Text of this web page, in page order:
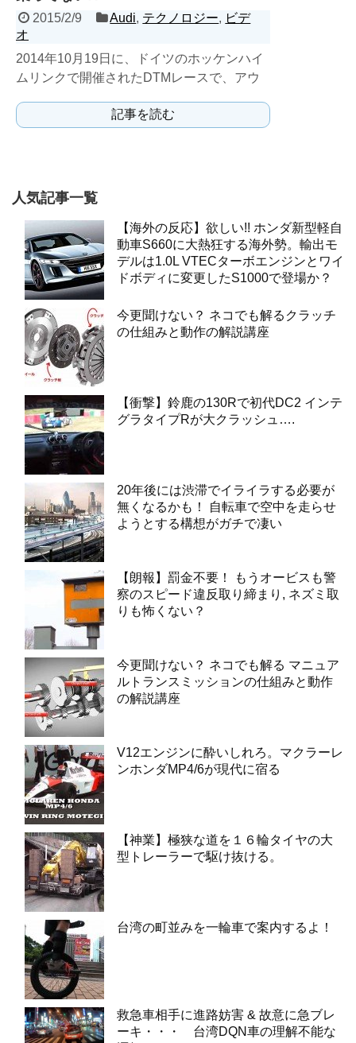
2015/2/9 Audi, テクノロジー, ビデ
オ
2014年10月19日に、ドイツのホッケンハイ
ムリンクで開催されたDTMレースで、アウ
記事を読む
人気記事一覧
【海外の反応】欲しい!! ホンダ新型軽自
動車S660に大熱狂する海外勢。輸出モ
デルは1.0L VTECターボエンジンとワイ
ドボディに変更したS1000で登場か？
今更聞けない？ ネコでも解るクラッチ
の仕組みと動作の解説講座
【衝撃】鈴鹿の130Rで初代DC2 インテ
グラタイプRが大クラッシュ….
20年後には渋滞でイライラする必要が
無くなるかも！ 自転車で空中を走らせ
ようとする構想がガチで凄い
【朗報】罰金不要！ もうオービスも警
察のスピード違反取り締まり, ネズミ取
りも怖くない？
今更聞けない？ ネコでも解る マニュア
ルトランスミッションの仕組みと動作
の解説講座
V12エンジンに酔いしれろ。マクラーレ
ンホンダMP4/6が現代に宿る
【神業】極狭な道を１６輪タイヤの大
型トレーラーで駆け抜ける。
台湾の町並みを一輪車で案内するよ！
救急車相手に進路妨害 & 故意に急ブレ
ーキ・・・ 台湾DQN車の理解不能な